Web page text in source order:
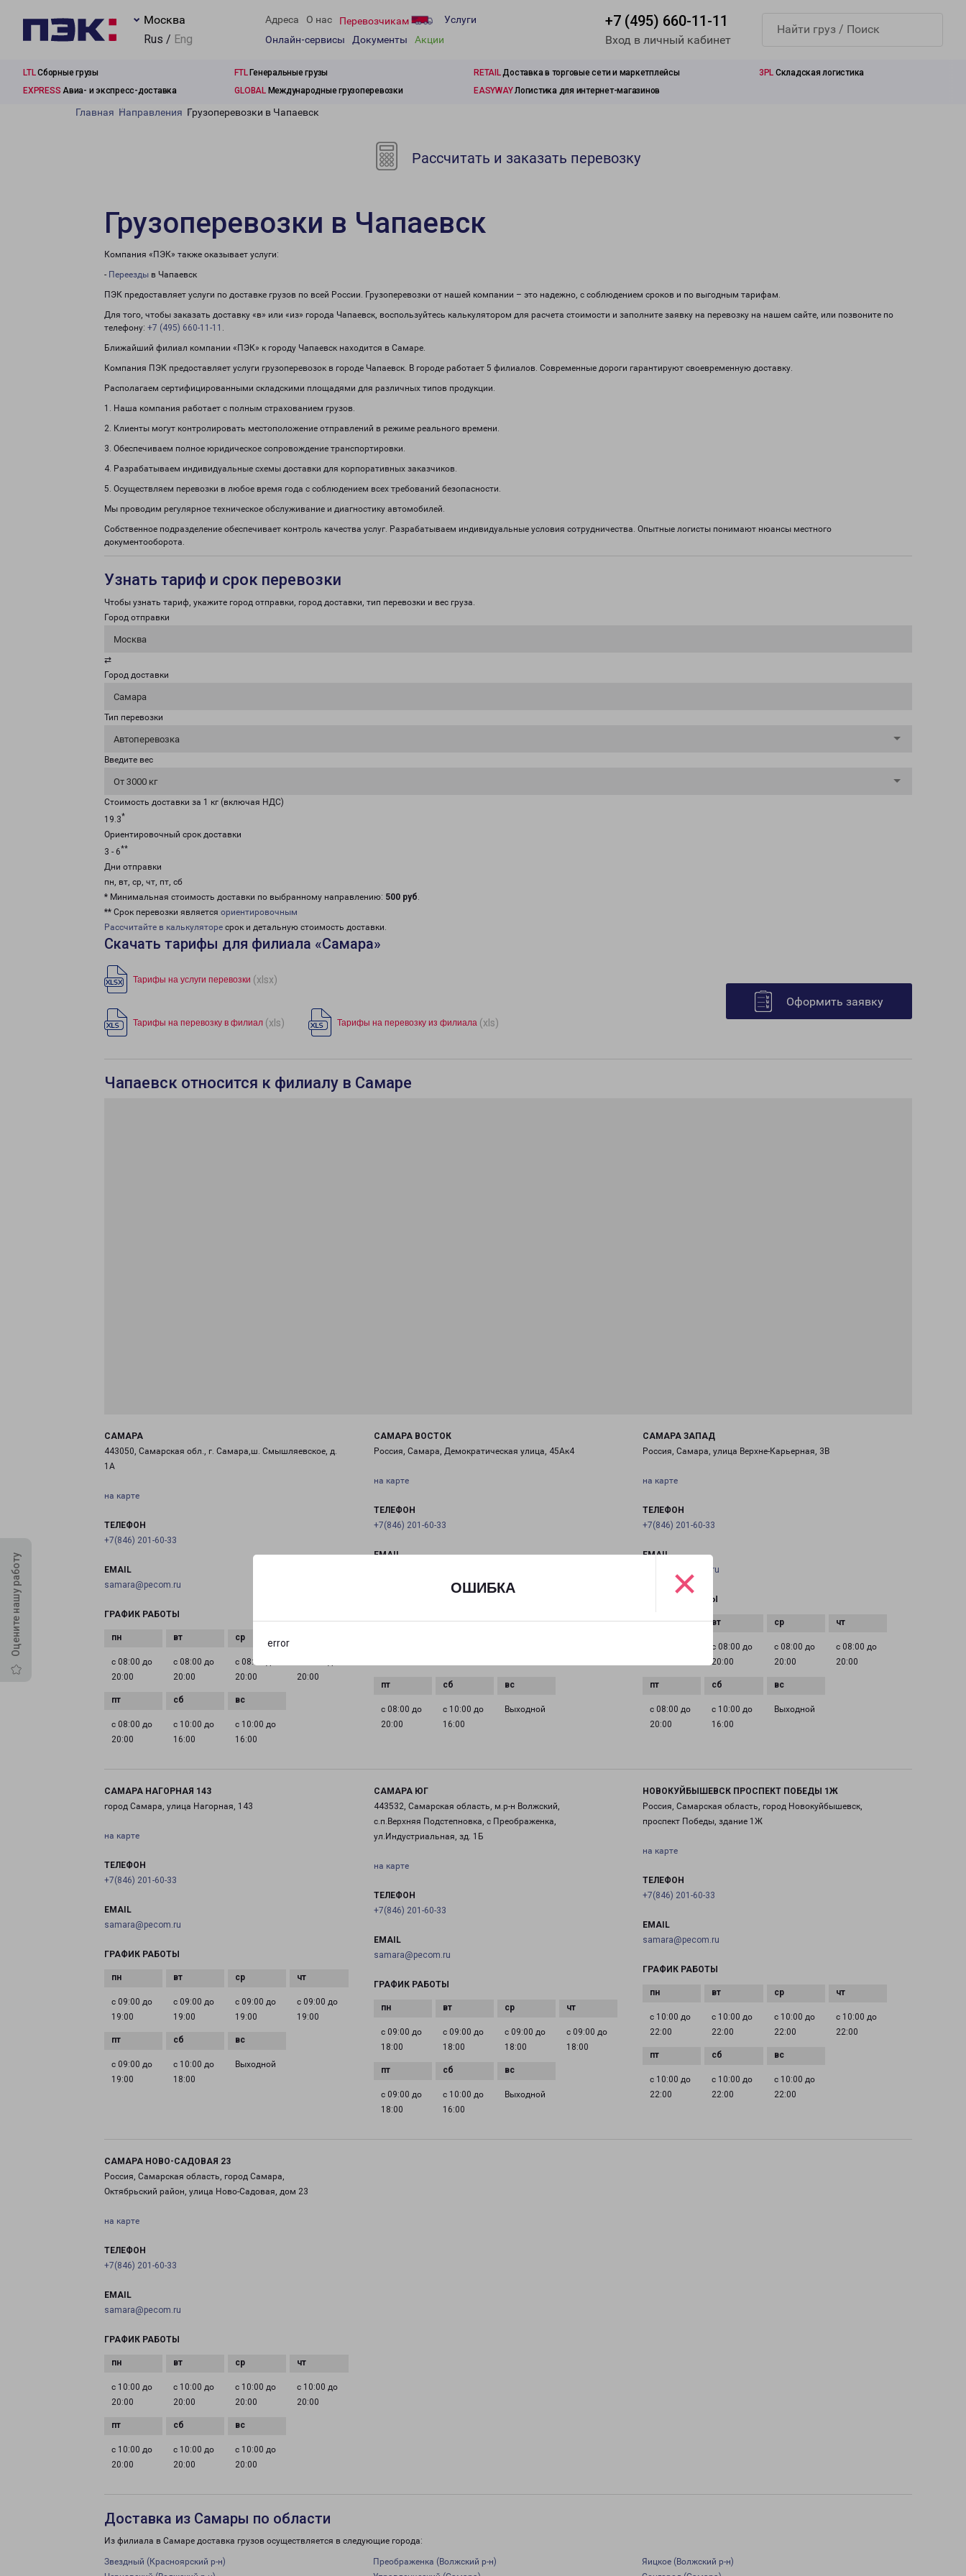
ОШИБКА
error
×
Москва
Rus / Eng
Адреса О нас Перевозчикам
Услуги
Онлайн-сервисы
Документы Акции
+7 (495) 660-11-11
Вход в личный кабинет
LTLСборные грузы FTLГенеральные грузы RETAILДоставка в торговые сети и маркетплейсы 3PL Складская логистика
EXPRESS Авиа- и экспресс-доставка GLOBALМеждународные грузоперевозки EASYWAYЛогистика для интернет-магазинов
Оцените нашу работу
Главная Направления Грузоперевозки в Чапаевск
Рассчитать и заказать перевозку
Грузоперевозки в Чапаевск
Компания «ПЭК» также оказывает услуги:
- Переезды в Чапаевск
ПЭК предоставляет услуги по доставке грузов по всей России. Грузоперевозки от нашей компании – это надежно, с соблюдением сроков и по выгодным тарифам.
Для того, чтобы заказать доставку «в» или «из» города Чапаевск, воспользуйтесь калькулятором для расчета стоимости и заполните заявку на перевозку на нашем сайте, или позвоните по
телефону: +7 (495) 660-11-11 .
Ближайший филиал компании «ПЭК» к городу Чапаевск находится в Самаре.
Компания ПЭК предоставляет услуги грузоперевозок в городе Чапаевск. В городе работает 5 филиалов. Современные дороги гарантируют своевременную доставку.
Располагаем сертифицированными складскими площадями для различных типов продукции.
1. Наша компания работает с полным страхованием грузов.
2. Клиенты могут контролировать местоположение отправлений в режиме реального времени.
3. Обеспечиваем полное юридическое сопровождение транспортировки.
4. Разрабатываем индивидуальные схемы доставки для корпоративных заказчиков.
5. Осуществляем перевозки в любое время года с соблюдением всех требований безопасности.
Мы проводим регулярное техническое обслуживание и диагностику автомобилей.
Собственное подразделение обеспечивает контроль качества услуг. Разрабатываем индивидуальные условия сотрудничества. Опытные логисты понимают нюансы местного
документооборота.
Узнать тариф и срок перевозки
Чтобы узнать тариф, укажите город отправки, город доставки, тип перевозки и вес груза.
Город отправки
Москва
⇄
Город доставки
Самара
Тип перевозки
Автоперевозка
Введите вес
От 3000 кг
Стоимость доставки за 1 кг (включая НДС)
19.3*
Ориентировочный срок доставки
3 - 6**
Дни отправки
пн, вт, ср, чт, пт, сб
* Минимальная стоимость доставки по выбранному направлению: 500 руб.
** Срок перевозки является ориентировочным
Рассчитайте в калькуляторе срок и детальную стоимость доставки.
Скачать тарифы для филиала «Самара»
Тарифы на услуги перевозки (xlsx)
Тарифы на перевозку в филиал (xls) Тарифы на перевозку из филиала (xls)
Оформить заявку
Чапаевск относится к филиалу в Самаре
САМАРА
443050, Самарская обл., г. Самара,ш. Смышляевское, д.
1А
на карте
ТЕЛЕФОН
+7(846) 201-60-33
EMAIL
samara@pecom.ru
ГРАФИК РАБОТЫ
с 08:00 до
20:00
с 08:00 до
20:00
с 08:00 до
20:00
20:00
с 08:00 до
20:00
с 10:00 до
16:00
с 10:00 до
16:00
САМАРА ВОСТОК
Россия, Самара, Демократическая улица, 45Ак4
на карте
ТЕЛЕФОН
+7(846) 201-60-33
EMAIL
с 08:00 до
20:00
с 10:00 до
16:00
Выходной
САМАРА ЗАПАД
Россия, Самара, улица Верхне-Карьерная, 3В
на карте
ТЕЛЕФОН
+7(846) 201-60-33
EMAIL
samara@pecom.ru
ГРАФИК РАБОТЫ
с 08:00 до
20:00
с 08:00 до
20:00
с 08:00 до
20:00
с 08:00 до
20:00
с 10:00 до
16:00
Выходной
САМАРА НАГОРНАЯ 143
город Самара, улица Нагорная, 143
на карте
ТЕЛЕФОН
+7(846) 201-60-33
EMAIL
samara@pecom.ru
ГРАФИК РАБОТЫ
с 09:00 до
19:00
с 09:00 до
19:00
с 09:00 до
19:00
с 09:00 до
19:00
с 09:00 до
19:00
с 10:00 до
18:00
Выходной
САМАРА ЮГ
443532, Самарская область, м.р-н Волжский,
с.п.Верхняя Подстепновка, с Преображенка,
ул.Индустриальная, зд. 1Б
на карте
ТЕЛЕФОН
+7(846) 201-60-33
EMAIL
samara@pecom.ru
ГРАФИК РАБОТЫ
с 09:00 до
18:00
с 09:00 до
18:00
с 09:00 до
18:00
с 09:00 до
18:00
с 09:00 до
18:00
с 10:00 до
16:00
Выходной
НОВОКУЙБЫШЕВСК ПРОСПЕКТ ПОБЕДЫ 1Ж
Россия, Самарская область, город Новокуйбышевск,
проспект Победы, здание 1Ж
на карте
ТЕЛЕФОН
+7(846) 201-60-33
EMAIL
samara@pecom.ru
ГРАФИК РАБОТЫ
с 10:00 до
22:00
с 10:00 до
22:00
с 10:00 до
22:00
с 10:00 до
22:00
с 10:00 до
22:00
с 10:00 до
22:00
с 10:00 до
22:00
САМАРА НОВО-САДОВАЯ 23
Россия, Самарская область, город Самара,
Октябрьский район, улица Ново-Садовая, дом 23
на карте
ТЕЛЕФОН
+7(846) 201-60-33
EMAIL
samara@pecom.ru
ГРАФИК РАБОТЫ
с 10:00 до
20:00
с 10:00 до
20:00
с 10:00 до
20:00
с 10:00 до
20:00
с 10:00 до
20:00
с 10:00 до
20:00
с 10:00 до
20:00
Доставка из Самары по области
Из филиала в Самаре доставка грузов осуществляется в следующие города:
Звездный (Красноярский р-н) Преображенка (Волжский р-н)
Яицкое (Волжский р-н)